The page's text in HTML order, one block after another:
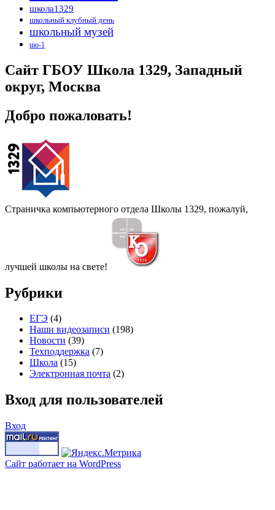
школа1329
школьный клубный день
школьный музей
шо-1
Сайт ГБОУ Школа 1329, Западный
округ, Москва
Добро пожаловать!
Страничка компьютерного отдела Школы 1329, пожалуй,
лучшей школы на свете!
Рубрики
ЕГЭ (4)
Наши видеозаписи (198)
Новости (39)
Техподдержка (7)
Школа (15)
Электронная почта (2)
Вход для пользователей
Вход
Сайт работает на WordPress